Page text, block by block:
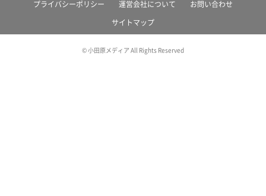
プライバシーポリシー 運営会社について お問い合わせ
サイトマップ
© 小田原メディア All Rights Reserved